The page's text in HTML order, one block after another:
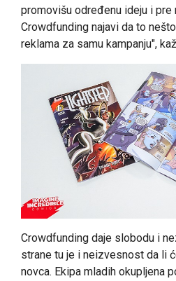
promovišu određenu ideju i pre
Crowdfunding najavi da to
reklama za samu kampanju",
Crowdfunding daje slobodu i
strane tu je i neizvesnost da li
novca. Ekipa mladih okupljena